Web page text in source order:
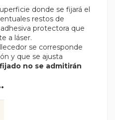
donde se fijará el
restos de
protectora que
a láser.
se corresponde
y que se ajusta
no se admitirán